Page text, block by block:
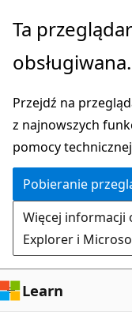
Przejdź
głównej
Ta
obsługiwana.
Przejdź na
z najnowszych
pomocy
Pobieranie
Więcej informacji
Explorer i
Learn